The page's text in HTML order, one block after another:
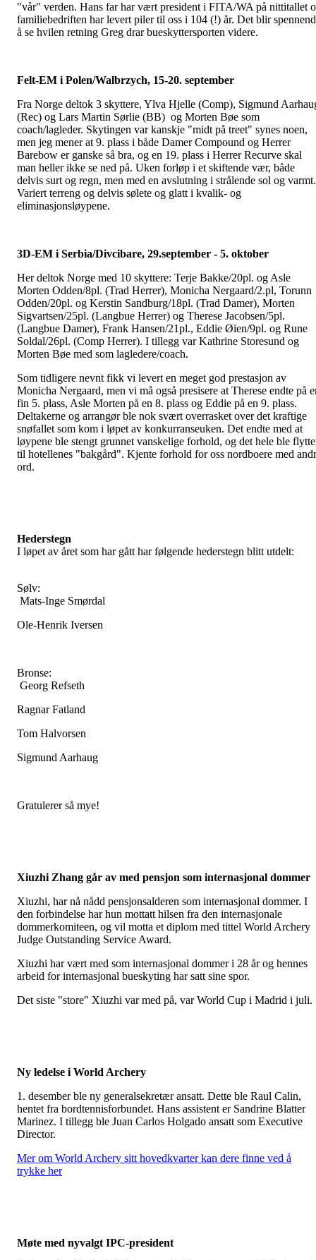
"vår" verden. Hans far har vært president i FITA/WA på nittitallet
familiebedriften har levert piler til oss i 104 (!) år. Det blir
å se hvilen retning Greg drar bueskyttersporten videre.
Felt-EM i Polen/Walbrzych, 15-20. september
Fra Norge deltok 3 skyttere, Ylva Hjelle (Comp), Sigmund
(Rec) og Lars Martin Sørlie (BB) og Morten Bøe som
coach/lagleder. Skytingen var kanskje "midt på treet" synes noen,
men jeg mener at 9. plass i både Damer Compound og Herrer
Barebow er ganske så bra, og en 19. plass i Herrer Recurve skal
man heller ikke se ned på. Uken forløp i et skiftende vær, både
delvis surt og regn, men med en avslutning i strålende sol og varmt.
Variert terreng og delvis sølete og glatt i kvalik- og
eliminasjonsløypene.
3D-EM i Serbia/Divcibare, 29.september - 5. oktober
Her deltok Norge med 10 skyttere: Terje Bakke/20pl. og Asle
Morten Odden/8pl. (Trad Herrer), Monicha Nergaard/2.pl, Torunn
Odden/20pl. og Kerstin Sandburg/18pl. (Trad Damer), Morten
Sigvartsen/25pl. (Langbue Herrer) og Therese Jacobsen/5pl.
(Langbue Damer), Frank Hansen/21pl., Eddie Øien/9pl. og Rune
Soldal/26pl. (Comp Herrer). I tillegg var Kathrine Storesund og
Morten Bøe med som lagledere/coach.
Som tidligere nevnt fikk vi levert en meget god prestasjon av
Monicha Nergaard, men vi må også presisere at Therese endte på
fin 5. plass, Asle Morten på en 8. plass og Eddie på en 9. plass.
Deltakerne og arrangør ble nok svært overrasket over det kraftige
snøfallet som kom i løpet av konkurranseuken. Det endte med at
løypene ble stengt grunnet vanskelige forhold, og det hele ble
til hotellenes "bakgård". Kjente forhold for oss nordboere med
ord.
Hederstegn
I løpet av året som har gått har følgende hederstegn blitt utdelt:
Sølv:
Mats-Inge Smørdal
Ole-Henrik Iversen
Bronse:
Georg Refseth
Ragnar Fatland
Tom Halvorsen
Sigmund Aarhaug
Gratulerer så mye!
Xiuzhi Zhang går av med pensjon som internasjonal dommer
Xiuzhi, har nå nådd pensjonsalderen som internasjonal dommer. I
den forbindelse har hun mottatt hilsen fra den internasjonale
dommerkomiteen, og vil motta et diplom med tittel World Archery
Judge Outstanding Service Award.
Xiuzhi har vært med som internasjonal dommer i 28 år og hennes
arbeid for internasjonal bueskyting har satt sine spor.
Det siste "store" Xiuzhi var med på, var World Cup i Madrid i juli.
Ny ledelse i World Archery
1. desember ble ny generalsekretær ansatt. Dette ble Raul Calin,
hentet fra bordtennisforbundet. Hans assistent er Sandrine Blatter
Marinez. I tillegg ble Juan Carlos Holgado ansatt som Executive
Director.
Mer om World Archery sitt hovedkvarter kan dere finne ved å
trykke her
Møte med nyvalgt IPC-president